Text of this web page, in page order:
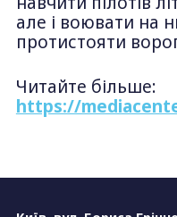
але і воювати на
протистояти
Читайте більше:
https://